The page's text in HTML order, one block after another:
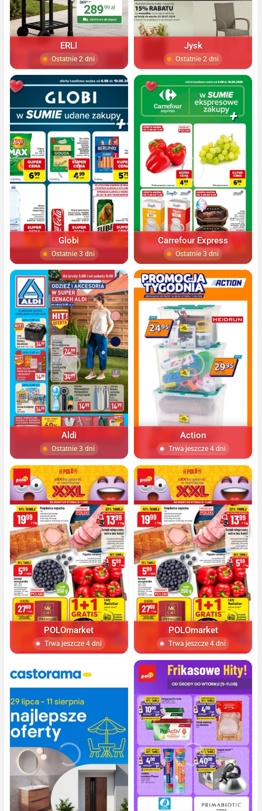
ERLI
Ostatnie 2 dni
Jysk
Ostatnie 2 dni
Globi
Ostatnie 3 dni
Carrefour Express
Ostatnie 3 dni
Aldi
Ostatnie 3 dni
Action
Trwa jeszcze 4 dni
POLOmarket
Trwa jeszcze 4 dni
POLOmarket
Trwa jeszcze 4 dni